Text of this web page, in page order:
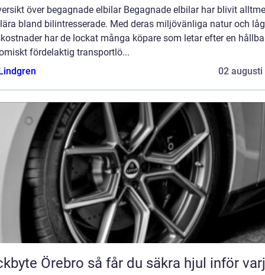
över begagnade elbilar Begagnade elbilar har blivit
bland bilintresserade. Med deras miljövänliga natur och
har de lockat många köpare som letar efter en
fördelaktig transportlö...
02 augusti
så får du säkra hjul inför varje